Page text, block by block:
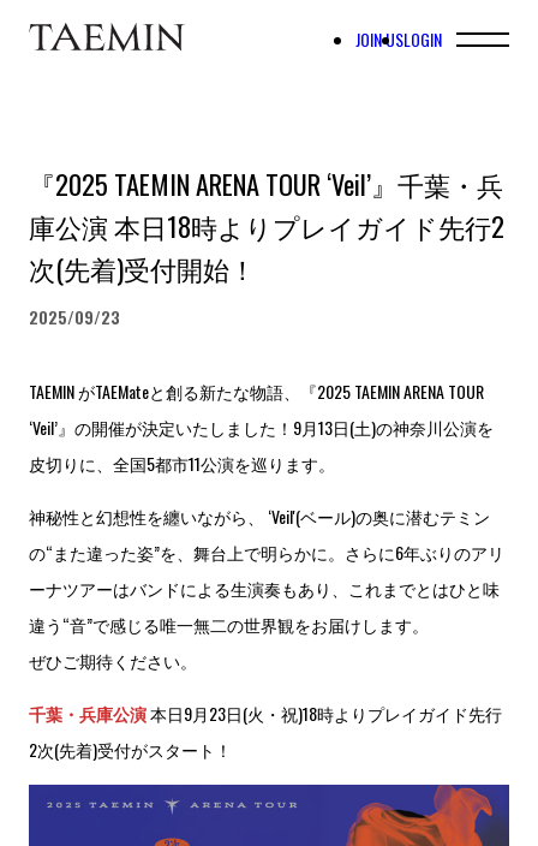
JOIN USLOGIN
『2025 TAEMIN ARENA TOUR ‘Veil’』千葉・兵
庫公演 本日18時よりプレイガイド先行2
次(先着)受付開始！
2025/09/23
TAEMIN がTAEMateと創る新たな物語、『2025 TAEMIN ARENA TOUR
‘Veil’』の開催が決定いたしました！9月13日(土)の神奈川公演を
皮切りに、全国5都市11公演を巡ります。
神秘性と幻想性を纏いながら、 ‘Veil'(ベール)の奥に潜むテミン
の“また違った姿”を、舞台上で明らかに。さらに6年ぶりのアリ
ーナツアーはバンドによる生演奏もあり、これまでとはひと味
違う“音”で感じる唯一無二の世界観をお届けします。
ぜひご期待ください。
千葉・兵庫公演本日9月23日(火・祝)18時よりプレイガイド先行
2次(先着)受付がスタート！